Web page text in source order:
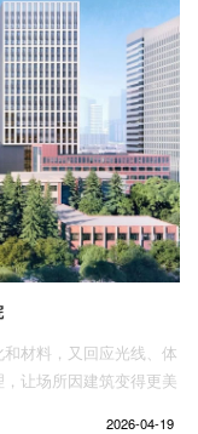
材料，又回应光线、体
让场所因建筑变得更美
2026-04-19